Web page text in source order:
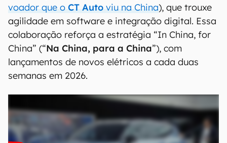
voador que o CT Auto viu na China), que trouxe
agilidade em software e integração digital. Essa
colaboração reforça a estratégia “In China, for
China” (“Na China, para a China”), com
lançamentos de novos elétricos a cada duas
semanas em 2026.